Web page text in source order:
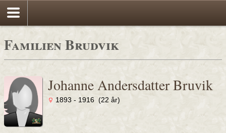
Familien Brudvik
Johanne Andersdatter Bruvik
1893 - 1916 (22 år)